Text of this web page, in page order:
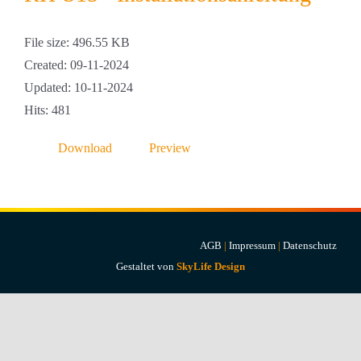
Projekte & Lösungen
Kataloge
Account
Warenkorb
File size: 496.55 KB
Created: 09-11-2024
Updated: 10-11-2024
Hits: 481
Download Preview
AGB | Impressum | Datenschutz
Gestaltet von SkyLife Design